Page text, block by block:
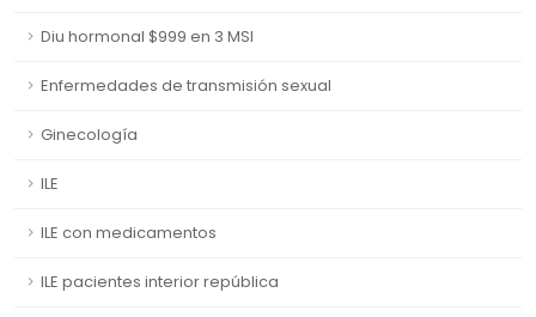
Diu hormonal $999 en 3 MSI
Enfermedades de transmisión sexual
Ginecología
ILE
ILE con medicamentos
ILE pacientes interior república